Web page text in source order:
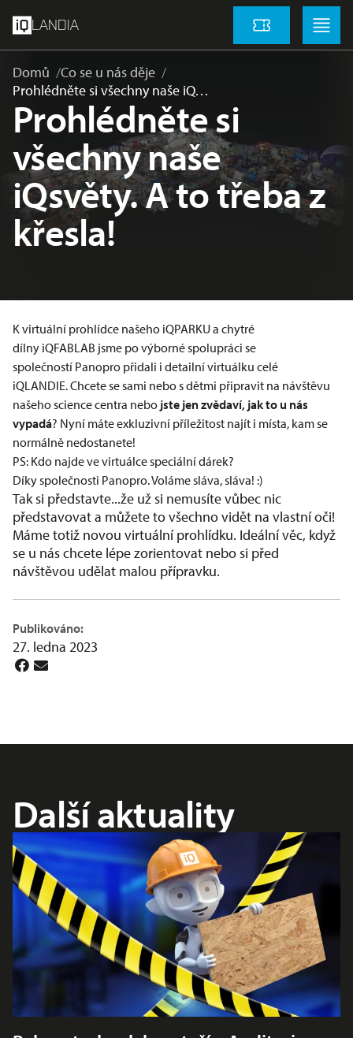
LANDIA Vstupenky
Menu
Domů
Co se u nás děje
Prohlédněte si všechny naše iQ…
Prohlédněte si
všechny naše
iQsvěty. A to třeba z
křesla!
Kvirtuální prohlídce našeho iQPARKUa chytré
dílny iQFABLAB jsme po výborné spolupráci se
společností Panopro přidali i detailní virtuálku celé
iQLANDIE. Chcete se sami nebo s dětmi připravit na návštěvu
našeho science centra nebo jste jen zvědaví, jak to u nás
vypadá? Nyní máte exkluzivní příležitost najít i místa, kam se
normálně nedostanete!
PS: Kdo najde ve virtuálce speciální dárek?
Díky společnosti Panopro. Voláme sláva, sláva! :)
Tak si představte...že už si nemusíte vůbec nic
představovat a můžete to všechno vidět na vlastní oči!
Máme totiž novou virtuální prohlídku. Ideální věc, když
se u nás chcete lépe zorientovat nebo si před
návštěvou udělat malou přípravku.
Publikováno:
27. ledna 2023
Další aktuality